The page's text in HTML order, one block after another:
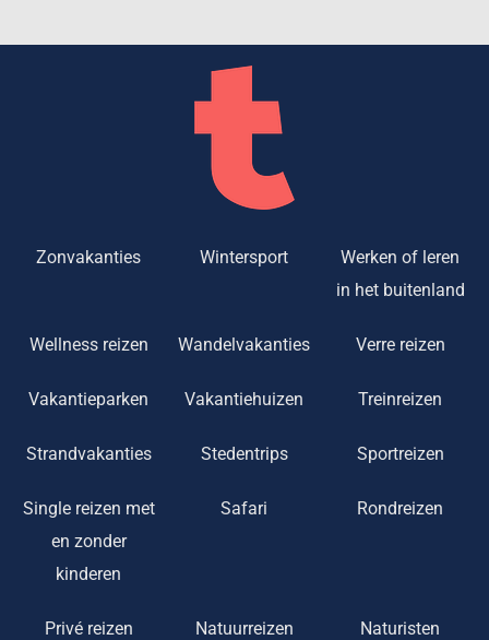
Zonvakanties Wintersport
Werken of leren
in het buitenland
Wellness reizen Wandelvakanties Verre reizen
Vakantieparken Vakantiehuizen Treinreizen
Strandvakanties Stedentrips Sportreizen
Single reizen met
en zonder
kinderen
Safari Rondreizen
Privé reizen Natuurreizen
Naturisten